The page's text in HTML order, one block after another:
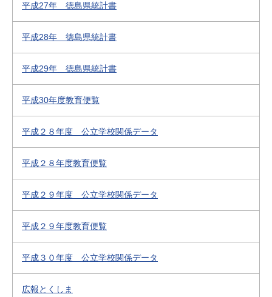
平成27年 徳島県統計書
平成28年 徳島県統計書
平成29年 徳島県統計書
平成30年度教育便覧
平成２８年度 公立学校関係データ
平成２８年度教育便覧
平成２９年度 公立学校関係データ
平成２９年度教育便覧
平成３０年度 公立学校関係データ
広報とくしま